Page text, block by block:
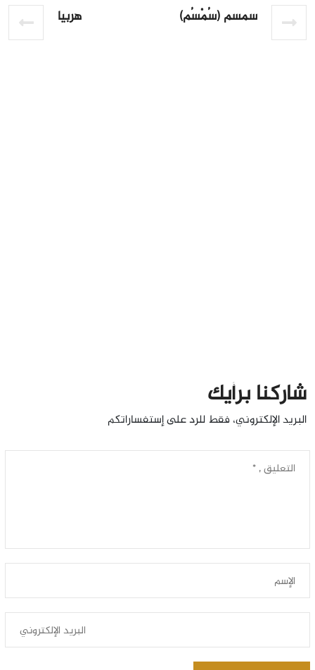
سمسم (سُمْسُم) هربيا
شاركنا برأيك
البريد الإلكتروني، فقط للرد على إستفساراتكم